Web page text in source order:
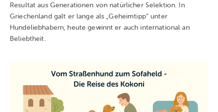
Resultat aus Generationen von natürlicher Selektion. In
Griechenland galt er lange als „Geheimtipp“ unter
Hundeliebhabern, heute gewinnt er auch international an
Beliebtheit.